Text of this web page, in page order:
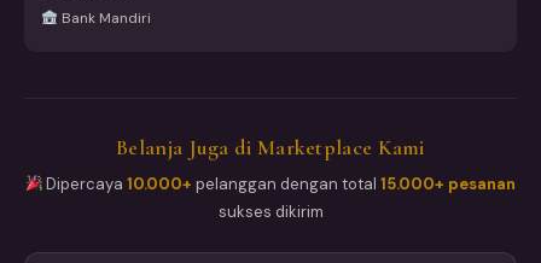
Bank Mandiri
Belanja Juga di Marketplace Kami
Dipercaya10.000+ pelanggan dengan total15.000+ pesanan
sukses dikirim